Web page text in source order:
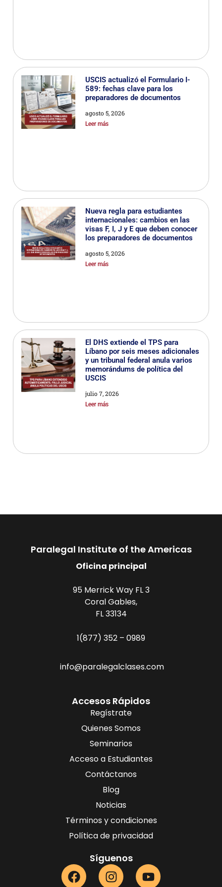
USCIS actualizó el Formulario I-
589: fechas clave para los
preparadores de documentos
agosto 5, 2026
Leer más
Nueva regla para estudiantes
internacionales: cambios en las
visas F, I, J y E que deben conocer
los preparadores de documentos
agosto 5, 2026
Leer más
El DHS extiende el TPS para
Líbano por seis meses adicionales
y un tribunal federal anula varios
memorándums de política del
USCIS
julio 7, 2026
Leer más
Paralegal Institute of the Americas
Oficina principal
95 Merrick Way FL 3
Coral Gables,
FL 33134
1(877) 352 – 0989
info@paralegalclases.com
Accesos Rápidos
Regístrate
Quienes Somos
Seminarios
Acceso a Estudiantes
Contáctanos
Blog
Noticias
Términos y condiciones
Política de privacidad
Síguenos